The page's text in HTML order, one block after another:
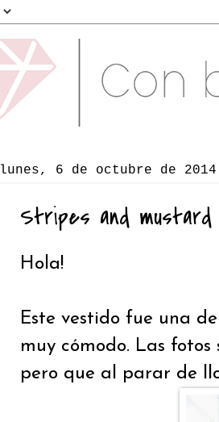
lunes, 6 de octubre de 2014
Stripes and mustard
Hola!
Este vestido fue una
muy cómodo. Las
pero que al parar de